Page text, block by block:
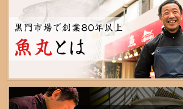
大トロ・カマトロ
中トロ